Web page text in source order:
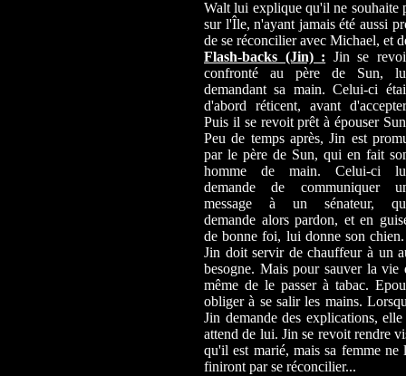
Walt lui explique qu'il ne souhaite
sur l'Île, n'ayant jamais été aussi
de se réconcilier avec Michael, et
Flash-backs (Jin) : Jin se
confronté au père de Sun,
demandant sa main. Celui-ci
d'abord réticent, avant
Puis il se revoit prêt à épouser
Peu de temps après, Jin est
par le père de Sun, qui en fait
homme de main. Celui-ci
demande de communiquer
message à un sénateur,
demande alors pardon, et en
de bonne foi, lui donne son
Jin doit servir de chauffeur à un
besogne. Mais pour sauver la
même de le passer à tabac.
obliger à se salir les mains.
Jin demande des explications,
attend de lui. Jin se revoit rendre
qu'il est marié, mais sa femme
finiront par se réconcilier...